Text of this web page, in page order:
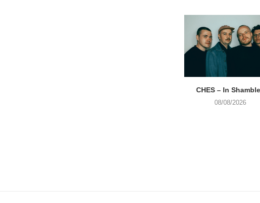
CHES – In
08/08/2026